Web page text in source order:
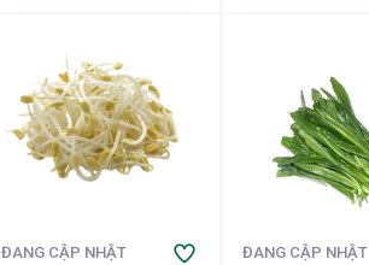
ĐANG CẬP NHẬT ĐANG CẬP NHẬT